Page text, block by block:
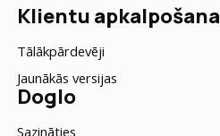
Klientu apkalpošana
Tālākpārdevēji
Jaunākās versijas
Doglo
Sazināties